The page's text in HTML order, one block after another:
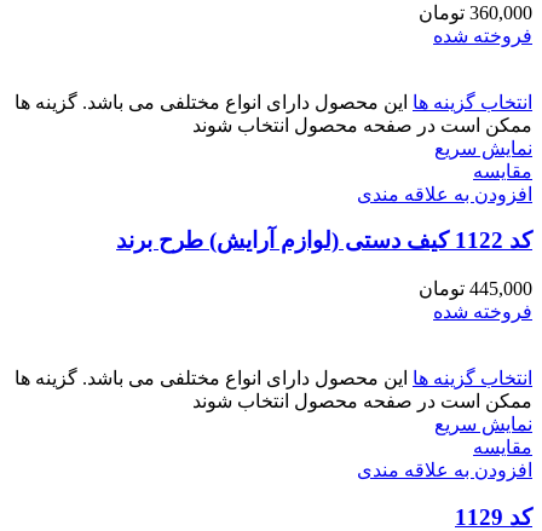
360,000 تومان
فروخته شده
انتخاب گزینه ها این محصول دارای انواع مختلفی می باشد. گزینه ها
ممکن است در صفحه محصول انتخاب شوند
نمایش سریع
مقايسه
افزودن به علاقه مندی
کد 1122 کیف دستی (لوازم آرایش) طرح برند
445,000 تومان
فروخته شده
انتخاب گزینه ها این محصول دارای انواع مختلفی می باشد. گزینه ها
ممکن است در صفحه محصول انتخاب شوند
نمایش سریع
مقايسه
افزودن به علاقه مندی
کد 1129